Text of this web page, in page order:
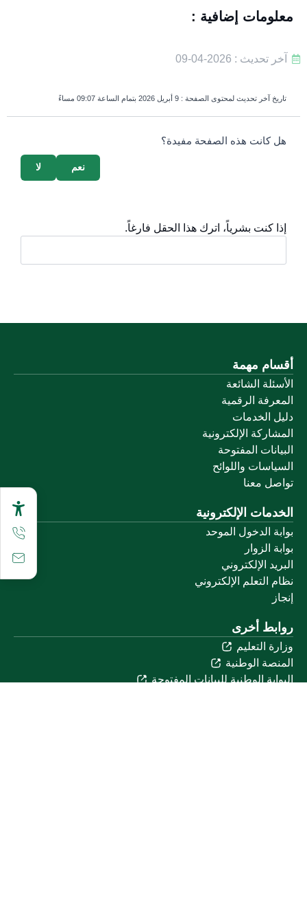
معلومات إضافية :
آخر تحديث : 2026-04-09
تاريخ آخر تحديث لمحتوى الصفحة : 9 أبريل 2026 بتمام الساعة 09:07 مساءً
survey_v2
هل كانت هذه الصفحة مفيدة؟
لا نعم
إذا كنت بشرياً، اترك هذا الحقل فارغاً.
أقسام مهمة
الأسئلة الشائعة
المعرفة الرقمية
دليل الخدمات
المشاركة الإلكترونية
البيانات المفتوحة
السياسات واللوائح
تواصل معنا
الخدمات الإلكترونية
بوابة الدخول الموحد
بوابة الزوار
البريد الإلكتروني
نظام التعلم الإلكتروني
إنجاز
روابط أخرى
وزارة التعليم
المنصة الوطنية
البوابة الوطنية للبيانات المفتوحة